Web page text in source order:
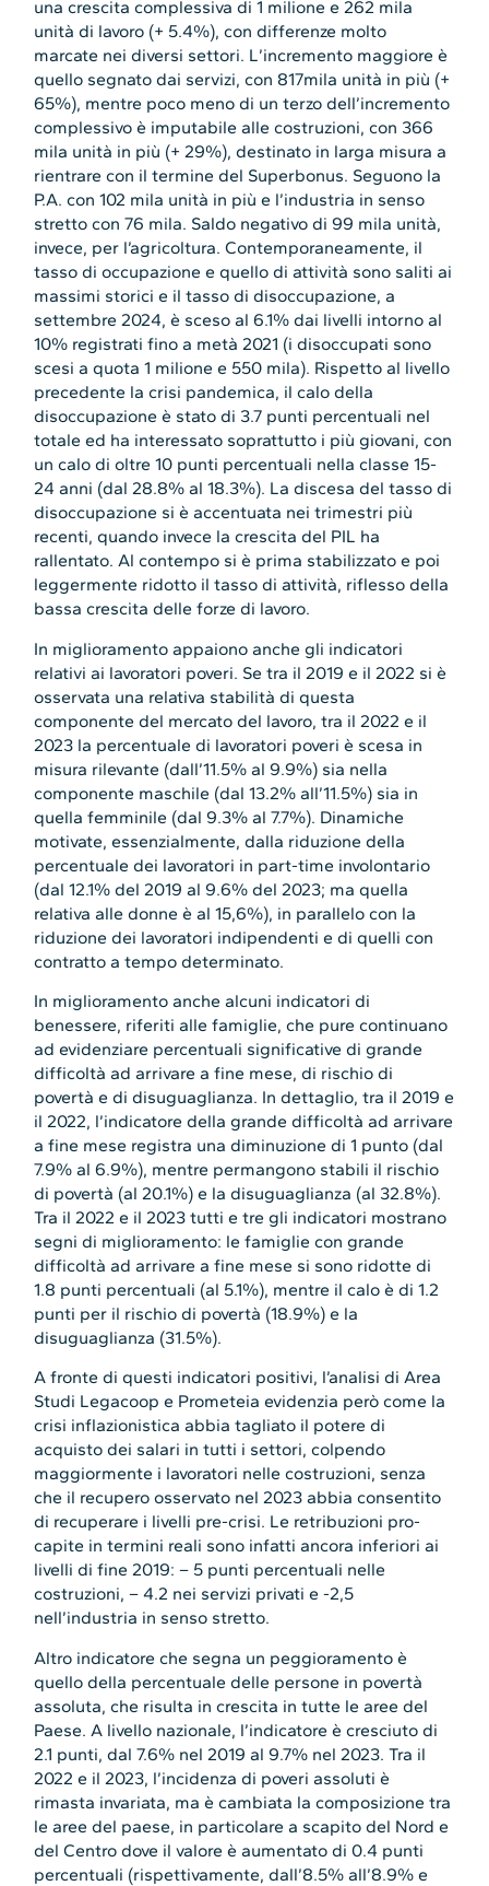
una crescita complessiva di 1 milione e 262 mila
unità di lavoro (+ 5.4%), con differenze molto
marcate nei diversi settori. L’incremento maggiore è
quello segnato dai servizi, con 817mila unità in più (+
65%), mentre poco meno di un terzo dell’incremento
complessivo è imputabile alle costruzioni, con 366
mila unità in più (+ 29%), destinato in larga misura a
rientrare con il termine del Superbonus. Seguono la
P.A. con 102 mila unità in più e l’industria in senso
stretto con 76 mila. Saldo negativo di 99 mila unità,
invece, per l’agricoltura. Contemporaneamente, il
tasso di occupazione e quello di attività sono saliti ai
massimi storici e il tasso di disoccupazione, a
settembre 2024, è sceso al 6.1% dai livelli intorno al
10% registrati fino a metà 2021 (i disoccupati sono
scesi a quota 1 milione e 550 mila). Rispetto al livello
precedente la crisi pandemica, il calo della
disoccupazione è stato di 3.7 punti percentuali nel
totale ed ha interessato soprattutto i più giovani, con
un calo di oltre 10 punti percentuali nella classe 15-
24 anni (dal 28.8% al 18.3%). La discesa del tasso di
disoccupazione si è accentuata nei trimestri più
recenti, quando invece la crescita del PIL ha
rallentato. Al contempo si è prima stabilizzato e poi
leggermente ridotto il tasso di attività, riflesso della
bassa crescita delle forze di lavoro.
In miglioramento appaiono anche gli indicatori
relativi ai lavoratori poveri. Se tra il 2019 e il 2022 si è
osservata una relativa stabilità di questa
componente del mercato del lavoro, tra il 2022 e il
2023 la percentuale di lavoratori poveri è scesa in
misura rilevante (dall’11.5% al 9.9%) sia nella
componente maschile (dal 13.2% all’11.5%) sia in
quella femminile (dal 9.3% al 7.7%). Dinamiche
motivate, essenzialmente, dalla riduzione della
percentuale dei lavoratori in part-time involontario
(dal 12.1% del 2019 al 9.6% del 2023; ma quella
relativa alle donne è al 15,6%), in parallelo con la
riduzione dei lavoratori indipendenti e di quelli con
contratto a tempo determinato.
In miglioramento anche alcuni indicatori di
benessere, riferiti alle famiglie, che pure continuano
ad evidenziare percentuali significative di grande
difficoltà ad arrivare a fine mese, di rischio di
povertà e di disuguaglianza. In dettaglio, tra il 2019 e
il 2022, l’indicatore della grande difficoltà ad arrivare
a fine mese registra una diminuzione di 1 punto (dal
7.9% al 6.9%), mentre permangono stabili il rischio
di povertà (al 20.1%) e la disuguaglianza (al 32.8%).
Tra il 2022 e il 2023 tutti e tre gli indicatori mostrano
segni di miglioramento: le famiglie con grande
difficoltà ad arrivare a fine mese si sono ridotte di
1.8 punti percentuali (al 5.1%), mentre il calo è di 1.2
punti per il rischio di povertà (18.9%) e la
disuguaglianza (31.5%).
A fronte di questi indicatori positivi, l’analisi di Area
Studi Legacoop e Prometeia evidenzia però come la
crisi inflazionistica abbia tagliato il potere di
acquisto dei salari in tutti i settori, colpendo
maggiormente i lavoratori nelle costruzioni, senza
che il recupero osservato nel 2023 abbia consentito
di recuperare i livelli pre-crisi. Le retribuzioni pro-
capite in termini reali sono infatti ancora inferiori ai
livelli di fine 2019: – 5 punti percentuali nelle
costruzioni, – 4.2 nei servizi privati e -2,5
nell’industria in senso stretto.
Altro indicatore che segna un peggioramento è
quello della percentuale delle persone in povertà
assoluta, che risulta in crescita in tutte le aree del
Paese. A livello nazionale, l’indicatore è cresciuto di
2.1 punti, dal 7.6% nel 2019 al 9.7% nel 2023. Tra il
2022 e il 2023, l’incidenza di poveri assoluti è
rimasta invariata, ma è cambiata la composizione tra
le aree del paese, in particolare a scapito del Nord e
del Centro dove il valore è aumentato di 0.4 punti
percentuali (rispettivamente, dall’8.5% all’8.9% e